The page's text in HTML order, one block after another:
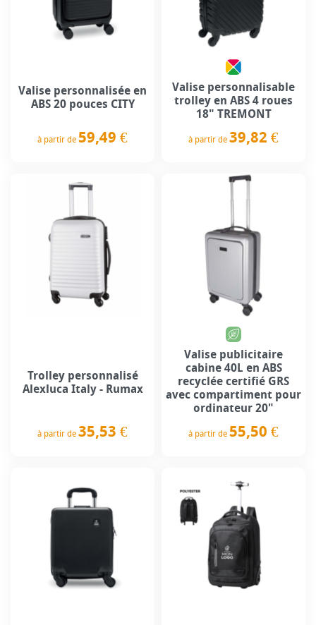
Valise personnalisée en
ABS 20 pouces CITY
à partir de 59,49 €
Valise personnalisable
trolley en ABS 4 roues
18" TREMONT
à partir de 39,82 €
Trolley personnalisé
Alexluca Italy - Rumax
à partir de 35,53 €
Valise publicitaire
cabine 40L en ABS
recyclée certifié GRS
avec compartiment pour
ordinateur 20"
à partir de 55,50 €